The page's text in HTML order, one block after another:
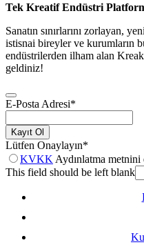
Tek Kreatif Endüstri
Sanatın sınırlarını zorlayan,
istisnai bireyler ve kurumların
endüstrilerden ilham alan
geldiniz!
E-Posta Adresi*
Kayıt Ol
Lütfen Onaylayın*
KVKK Aydınlatma
This field should be left blank